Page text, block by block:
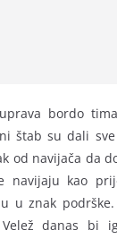
bordo
štab su dali
od navijača da
navijaju kao
u znak
danas bi